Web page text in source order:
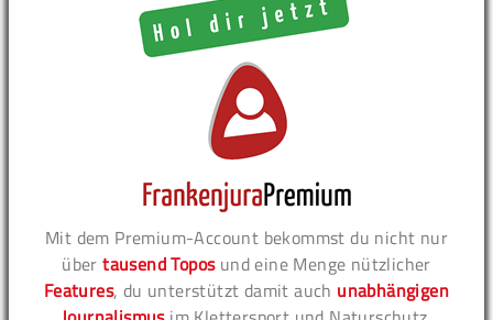
Mit dem Premium-Account bekommst du nicht nur
übertausend Toposund eine Menge nützlicher
Features, du unterstützt damit auch unabhängigen